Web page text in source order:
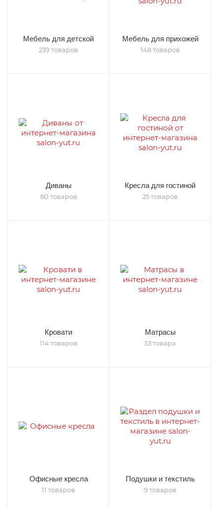
Мебель для детской
239 товаров
Мебель для прихожей
148 товаров
Диваны
80 товаров
Кресла для гостиной
25 товаров
Кровати
114 товаров
Матрасы
53 товара
Офисные кресла
11 товаров
Подушки и текстиль
9 товаров